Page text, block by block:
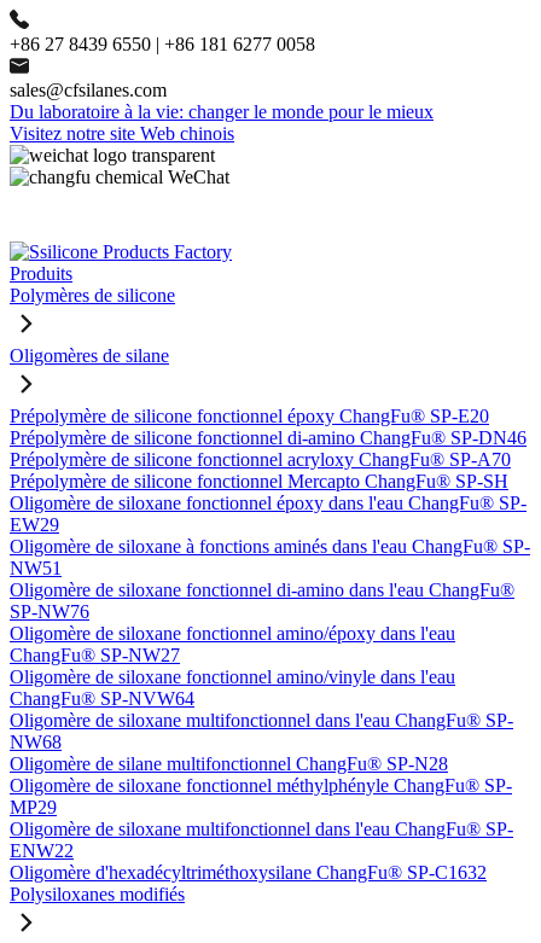
+86 27 8439 6550 | +86 181 6277 0058
sales@cfsilanes.com
Du laboratoire à la vie: changer le monde pour le mieux
Visitez notre site Web chinois
Produits
Polymères de silicone
Oligomères de silane
Prépolymère de silicone fonctionnel époxy ChangFu® SP-E20
Prépolymère de silicone fonctionnel di-amino ChangFu® SP-DN46
Prépolymère de silicone fonctionnel acryloxy ChangFu® SP-A70
Prépolymère de silicone fonctionnel Mercapto ChangFu® SP-SH
Oligomère de siloxane fonctionnel époxy dans l'eau ChangFu® SP-
EW29
Oligomère de siloxane à fonctions aminés dans l'eau ChangFu® SP-
NW51
Oligomère de siloxane fonctionnel di-amino dans l'eau ChangFu®
SP-NW76
Oligomère de siloxane fonctionnel amino/époxy dans l'eau
ChangFu® SP-NW27
Oligomère de siloxane fonctionnel amino/vinyle dans l'eau
ChangFu® SP-NVW64
Oligomère de siloxane multifonctionnel dans l'eau ChangFu® SP-
NW68
Oligomère de silane multifonctionnel ChangFu® SP-N28
Oligomère de siloxane fonctionnel méthylphényle ChangFu® SP-
MP29
Oligomère de siloxane multifonctionnel dans l'eau ChangFu® SP-
ENW22
Oligomère d'hexadécyltriméthoxysilane ChangFu® SP-C1632
Polysiloxanes modifiés